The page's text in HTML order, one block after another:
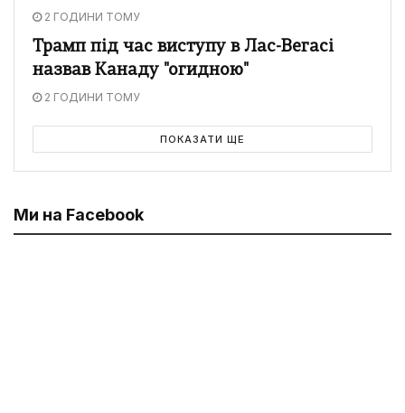
2 ГОДИНИ ТОМУ
Трамп під час виступу в Лас-Вегасі
назвав Канаду "огидною"
2 ГОДИНИ ТОМУ
ПОКАЗАТИ ЩЕ
Ми на Facebook